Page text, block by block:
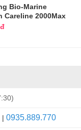
Bio-Marine
Careline 2000Max
| 0935.889.770